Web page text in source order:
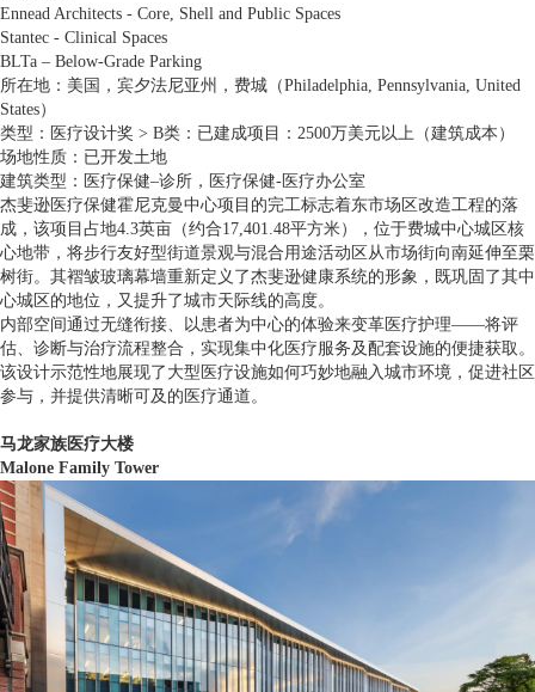
Ennead Architects - Core, Shell and Public Spaces
Stantec - Clinical Spaces
BLTa – Below-Grade Parking
所在地：美国，宾夕法尼亚州，费城（Philadelphia, Pennsylvania, United
States）
类型：医疗设计奖 > B类：已建成项目：2500万美元以上（建筑成本）
场地性质：已开发土地
建筑类型：医疗保健–诊所，医疗保健-医疗办公室
杰斐逊医疗保健霍尼克曼中心项目的完工标志着东市场区改造工程的落
成，该项目占地4.3英亩（约合17,401.48平方米），位于费城中心城区核
心地带，将步行友好型街道景观与混合用途活动区从市场街向南延伸至栗
树街。其褶皱玻璃幕墙重新定义了杰斐逊健康系统的形象，既巩固了其中
心城区的地位，又提升了城市天际线的高度。
内部空间通过无缝衔接、以患者为中心的体验来变革医疗护理——将评
估、诊断与治疗流程整合，实现集中化医疗服务及配套设施的便捷获取。
该设计示范性地展现了大型医疗设施如何巧妙地融入城市环境，促进社区
参与，并提供清晰可及的医疗通道。
马龙家族医疗大楼
Malone Family Tower